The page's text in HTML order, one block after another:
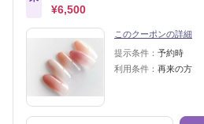
¥6,500
このクーポンの詳細
提示条件： 予約時
利用条件： 再来の方